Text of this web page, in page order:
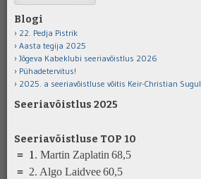
Blogi
22. Pedja Pistrik
Aasta tegija 2025
Jõgeva Kabeklubi seeriavõistlus 2026
Pühadetervitus!
2025. a seeriavõistluse võitis Keir-Christian Sugul
Seeriavõistlus 2025
Seeriavõistluse TOP 10
= 1. Martin Zaplatin68,5
= 2. Algo Laidvee60,5